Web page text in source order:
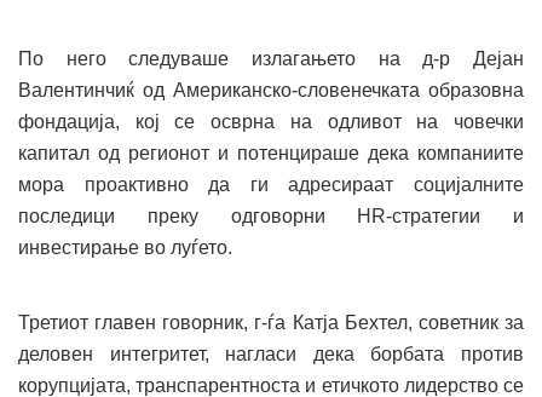
По него следуваше излагањето на д-р Дејан
Валентинчиќ од Американско-словенечката образовна
фондација, кој се осврна на одливот на човечки
капитал од регионот и потенцираше дека компаниите
мора проактивно да ги адресираат социјалните
последици преку одговорни HR-стратегии и
инвестирање во луѓето.
Третиот главен говорник, г-ѓа Катја Бехтел, советник за
деловен интегритет, нагласи дека борбата против
корупцијата, транспарентноста и етичкото лидерство се